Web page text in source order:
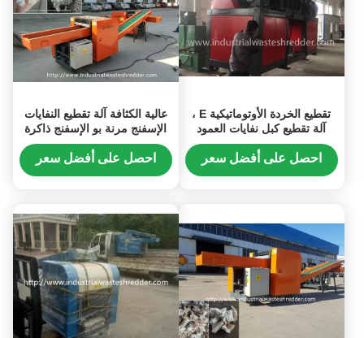
تقطيع الخردة الأوتوماتيكية E ،
آلة تقطيع كبل نفايات العمود
المزدوج
احصل على أفضل سعر
عالية الكثافة آلة تقطيع النفايات
الإسفنج مرنة بو الإسفنج ذاكرة
القاطع الاسفنج
احصل على أفضل سعر